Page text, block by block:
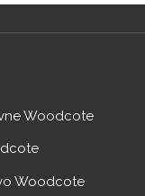
Woodcote
Woodcote